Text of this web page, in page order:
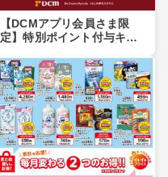
【DCMアプリ会員さま限
定】特別ポイント付与キャ